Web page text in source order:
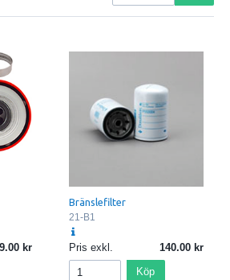
Bränslefilter
21-B1
Pris exkl. 140.00
Köp